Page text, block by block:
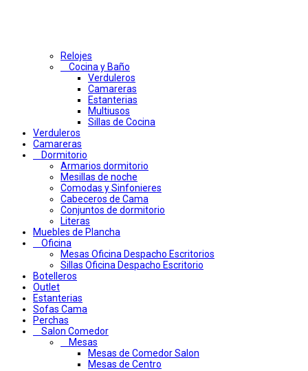
Relojes
Cocina y Baño
Verduleros
Camareras
Estanterias
Multiusos
Sillas de Cocina
Verduleros
Camareras
Dormitorio
Armarios dormitorio
Mesillas de noche
Comodas y Sinfonieres
Cabeceros de Cama
Conjuntos de dormitorio
Literas
Muebles de Plancha
Oficina
Mesas Oficina Despacho Escritorios
Sillas Oficina Despacho Escritorio
Botelleros
Outlet
Estanterias
Sofas Cama
Perchas
Salon Comedor
Mesas
Mesas de Comedor Salon
Mesas de Centro